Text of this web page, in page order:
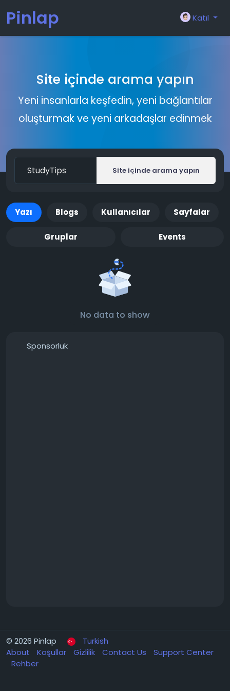
Pinlap Katıl
Site içinde arama yapın
Yeni insanlarla keşfedin, yeni bağlantılar
oluşturmak ve yeni arkadaşlar edinmek
Site içinde arama yapın
Yazı Blogs Kullanıcılar Sayfalar
Gruplar Events
No data to show
Sponsorluk
© 2026 Pinlap
Turkish
About
Koşullar Gizlilik Contact Us
Support Center
Rehber